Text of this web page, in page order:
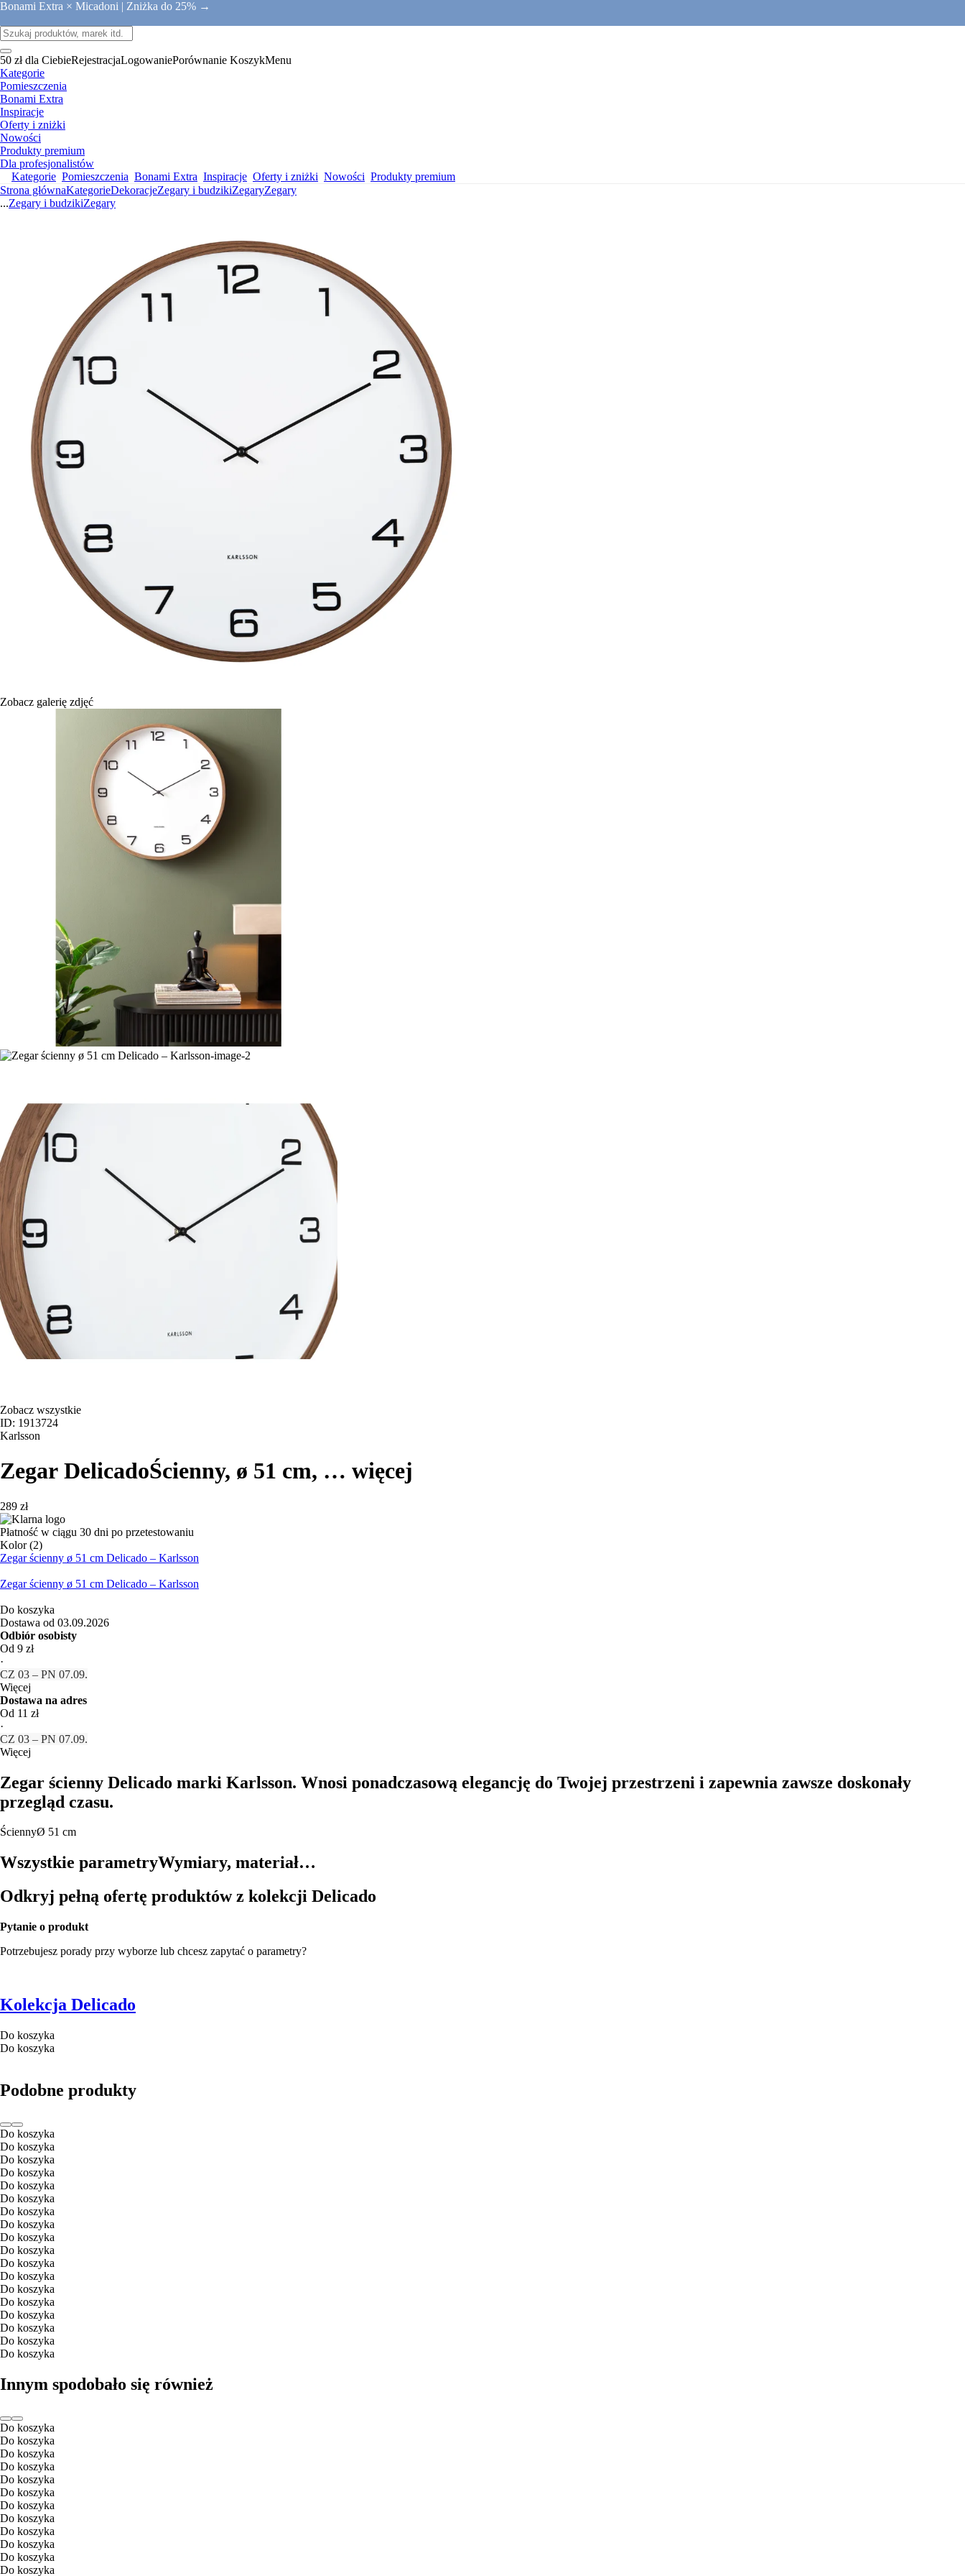
Bonami Extra × Micadoni | Zniżka do 25% →
50 zł dla CiebieRejestracjaLogowaniePorównanie KoszykMenu
Kategorie
Pomieszczenia
Bonami Extra
Inspiracje
Oferty i zniżki
Nowości
Produkty premium
Dla profesjonalistów
Kategorie Pomieszczenia Bonami Extra Inspiracje Oferty i zniżki Nowości Produkty premium
Strona głównaKategorieDekoracjeZegary i budzikiZegaryZegary
...Zegary i budzikiZegary
Zobacz galerię zdjęć
Zobacz wszystkie
ID: 1913724
Karlsson
Zegar DelicadoŚcienny, ø 51 cm, … więcej
289 zł
Płatność w ciągu 30 dni po przetestowaniu
Kolor (2)
Zegar ścienny ø 51 cm Delicado – Karlsson
Zegar ścienny ø 51 cm Delicado – Karlsson
Do koszyka
Dostawa od 03.09.2026
Odbiór osobisty
Od 9 zł
·
CZ 03 – PN 07.09.
Więcej
Dostawa na adres
Od 11 zł
·
CZ 03 – PN 07.09.
Więcej
Zegar ścienny Delicado marki Karlsson. Wnosi ponadczasową elegancję do Twojej przestrzeni i zapewnia zawsze doskonały
przegląd czasu.
ŚciennyØ 51 cm
Wszystkie parametryWymiary, materiał…
Odkryj pełną ofertę produktów z kolekcji Delicado
Pytanie o produkt
Potrzebujesz porady przy wyborze lub chcesz zapytać o parametry?
Kolekcja Delicado
Do koszyka
Do koszyka
Podobne produkty
Do koszyka
Do koszyka
Do koszyka
Do koszyka
Do koszyka
Do koszyka
Do koszyka
Do koszyka
Do koszyka
Do koszyka
Do koszyka
Do koszyka
Do koszyka
Do koszyka
Do koszyka
Do koszyka
Do koszyka
Do koszyka
Innym spodobało się również
Do koszyka
Do koszyka
Do koszyka
Do koszyka
Do koszyka
Do koszyka
Do koszyka
Do koszyka
Do koszyka
Do koszyka
Do koszyka
Do koszyka